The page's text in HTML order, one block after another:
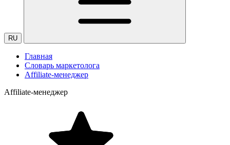
RU
Главная
Словарь маркетолога
Affiliate-менеджер
Affiliate-менеджер